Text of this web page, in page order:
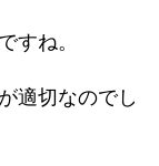
すね。
適切なのでし